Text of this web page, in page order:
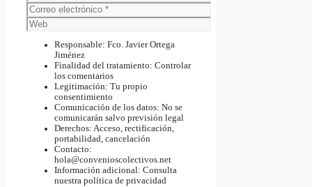
Correo
electrónico
Web
Responsable: Fco. Javier Ortega
Jiménez
Finalidad del tratamiento: Controlar
los comentarios
Legitimación: Tu propio
consentimiento
Comunicación de los datos: No se
comunicarán salvo previsión legal
Derechos: Acceso, rectificación,
portabilidad, cancelación
Contacto:
hola@convenioscolectivos.net
Información adicional: Consulta
nuestra política de privacidad